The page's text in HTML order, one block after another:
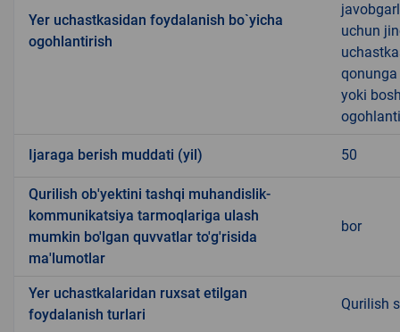
Yer uchastkasidan foydalanish bo`yicha
ogohlantirish
uchun
yoki
Ijaraga berish muddati (yil) 50
Qurilish ob'yektini tashqi muhandislik-
kommunikatsiya tarmoqlariga ulash
mumkin bo'lgan quvvatlar to'g'risida
ma'lumotlar
bor
Yer uchastkalaridan ruxsat etilgan
foydalanish turlari
Qurilish